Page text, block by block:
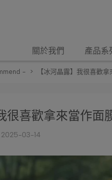
關於我們 產品系
- 【冰河晶露】我很喜歡
很喜歡拿來當作
2025-03-14